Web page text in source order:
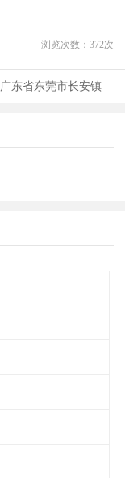
浏览次数： 372次
广东省东莞市长安镇